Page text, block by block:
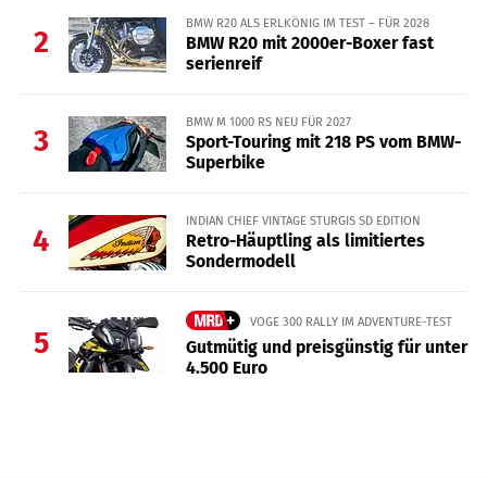
2
BMW R20 ALS ERLKÖNIG IM TEST – FÜR 2028
BMW R20 mit 2000er-Boxer fast
serienreif
3
BMW M 1000 RS NEU FÜR 2027
Sport-Touring mit 218 PS vom BMW-
Superbike
4
INDIAN CHIEF VINTAGE STURGIS SD EDITION
Retro-Häuptling als limitiertes
Sondermodell
5
VOGE 300 RALLY IM ADVENTURE-TEST
Gutmütig und preisgünstig für unter
4.500 Euro